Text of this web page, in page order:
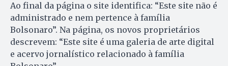
Ao final da página o site identifica: “Este site não é
administrado e nem pertence à família
Bolsonaro”. Na página, os novos proprietários
descrevem: “Este site é uma galeria de arte digital
e acervo jornalístico relacionado à família